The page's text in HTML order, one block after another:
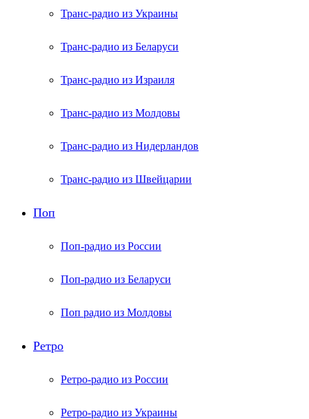
Транс-радио из Украины
Транс-радио из Беларуси
Транс-радио из Израиля
Транс-радио из Молдовы
Транс-радио из Нидерландов
Транс-радио из Швейцарии
Поп
Поп-радио из России
Поп-радио из Беларуси
Поп радио из Молдовы
Ретро
Ретро-радио из России
Ретро-радио из Украины